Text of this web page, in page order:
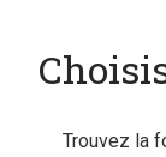
Trouvez la